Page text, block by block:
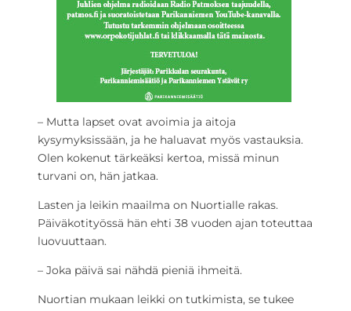
– Mutta lapset ovat avoimia ja aitoja
kysymyksissään, ja he haluavat myös vastauksia.
Olen kokenut tärkeäksi kertoa, missä minun
turvani on, hän jatkaa.
Lasten ja leikin maailma on Nuortialle rakas.
Päiväkotityössä hän ehti 38 vuoden ajan toteuttaa
luovuuttaan.
– Joka päivä sai nähdä pieniä ihmeitä.
Nuortian mukaan leikki on tutkimista, se tukee